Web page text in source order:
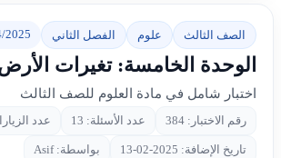
الصف الثالث علوم الفصل الثاني 2025
الوحدة الخامسة: تغيرات الأرض
اختبار شامل في مادة العلوم للصف الثالث
رقم الاختبار: 384 عدد الأسئلة: 13 عدد
تاريخ الإضافة: 2025-02-13 بواسطة: Asif